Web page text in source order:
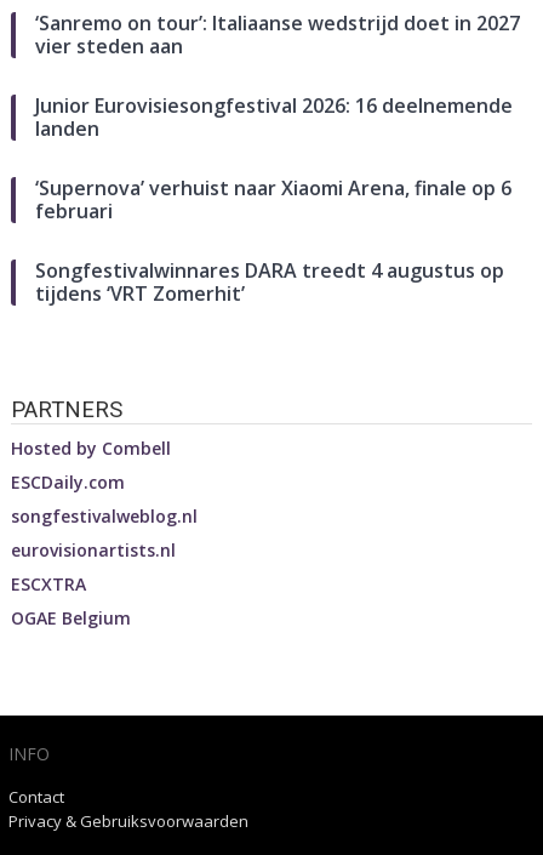
‘Sanremo on tour’: Italiaanse wedstrijd doet in 2027
vier steden aan
Junior Eurovisiesongfestival 2026: 16 deelnemende
landen
‘Supernova’ verhuist naar Xiaomi Arena, finale op 6
februari
Songfestivalwinnares DARA treedt 4 augustus op
tijdens ‘VRT Zomerhit’
PARTNERS
Hosted by Combell
ESCDaily.com
songfestivalweblog.nl
eurovisionartists.nl
ESCXTRA
OGAE Belgium
INFO
Contact
Privacy & Gebruiksvoorwaarden